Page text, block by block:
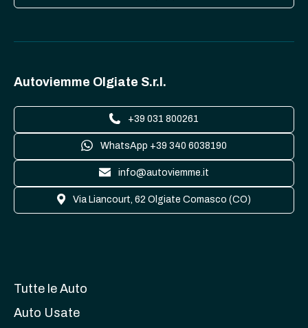
Autoviemme Olgiate S.r.l.
+39 031 800261
WhatsApp +39 340 6038190
info@autoviemme.it
Via Liancourt, 62 Olgiate Comasco (CO)
Tutte le Auto
Auto Usate